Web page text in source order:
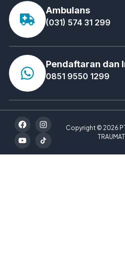
Ambulans
(031) 574 31 299
Pendaftaran dan
0851 9550 1299
Copyright © 2026